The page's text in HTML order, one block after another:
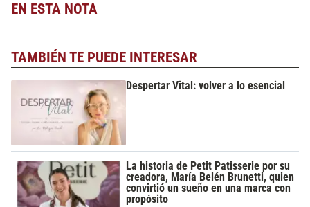
EN ESTA NOTA
TAMBIÉN TE PUEDE INTERESAR
Despertar Vital: volver a lo esencial
La historia de Petit Patisserie por su
creadora, María Belén Brunetti, quien
convirtió un sueño en una marca con
propósito